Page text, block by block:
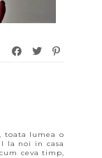
toata lumea o
la noi in casa
ceva timp,